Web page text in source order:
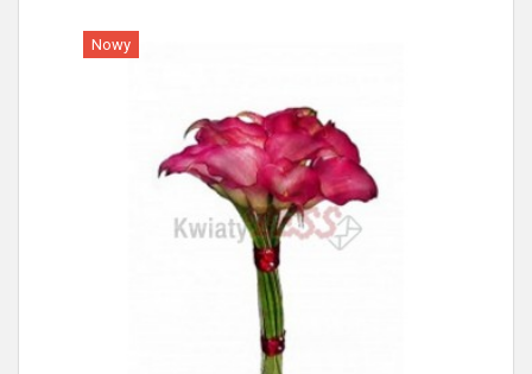
Nowy